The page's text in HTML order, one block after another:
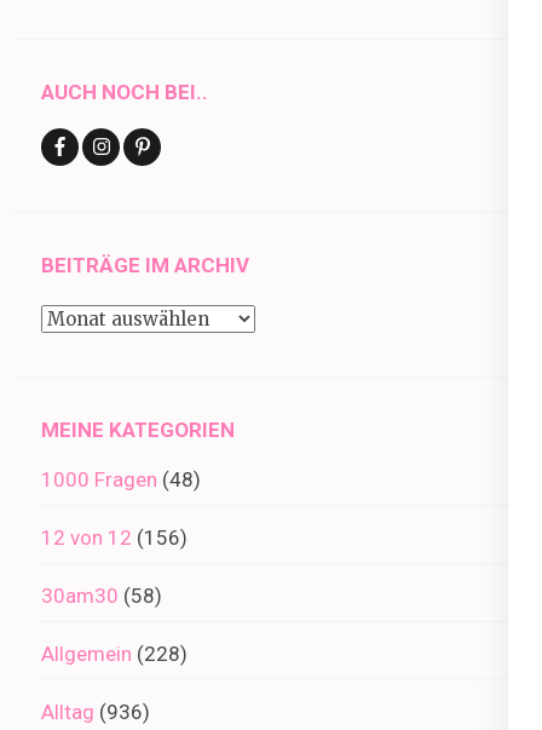
AUCH NOCH BEI..
BEITRÄGE IM ARCHIV
Beiträge
MEINE KATEGORIEN
1000 Fragen (48)
12 von 12 (156)
30am30 (58)
Allgemein (228)
Alltag (936)